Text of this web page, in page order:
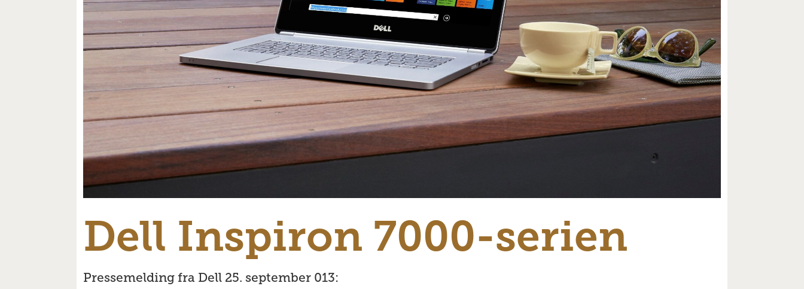
Dell Inspiron 7000-serien
Pressemelding fra Dell 25. september 013: